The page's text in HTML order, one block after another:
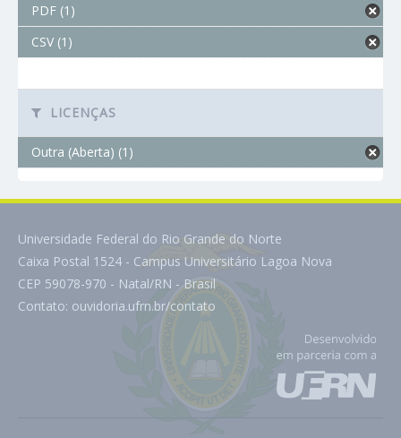
PDF (1)
CSV (1)
LICENÇAS
Outra (Aberta) (1)
Universidade Federal do Rio Grande do Norte
Caixa Postal 1524 - Campus Universitário Lagoa Nova
CEP 59078-970 - Natal/RN - Brasil
Contato: ouvidoria.ufrn.br/contato